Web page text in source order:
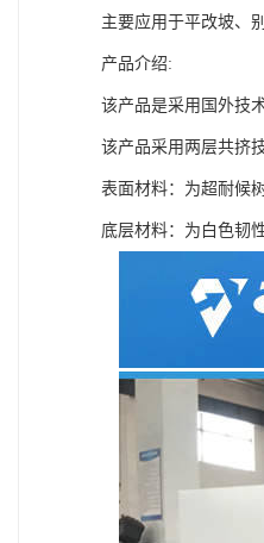
主要应用于平改坡、
产品介绍:
该产品是采用国外技
该产品采用两层共挤
表面材料：为超耐候
底层材料：为白色韧